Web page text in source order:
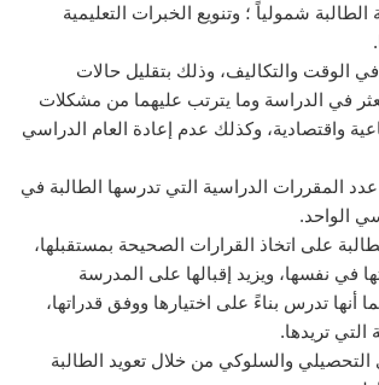
شمولياً ؛ وتنويع الخبرات التعليمية
الوقت والتكاليف، وذلك بتقليل حالات
في الدراسة وما يترتب عليهما من مشكلات
واقتصادية، وكذلك عدم إعادة العام الدراسي
عدد المقررات الدراسية التي تدرسها الطالبة في
الواحد.
على اتخاذ القرارات الصحيحة بمستقبلها،
في نفسها، ويزيد إقبالها على المدرسة
أنها تدرس بناءً على اختيارها ووفق قدراتها،
تريدها.
والسلوكي من خلال تعويد الطالبة